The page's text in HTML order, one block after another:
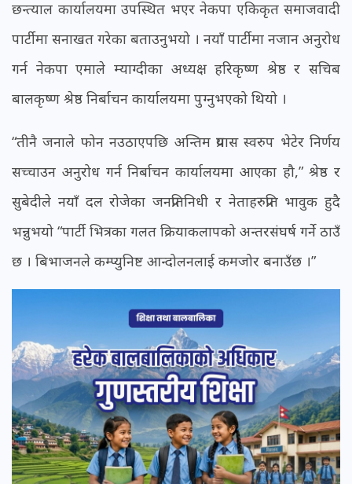
छन्त्याल कार्यालयमा उपस्थित भएर नेकपा एकिकृत समाजवादी
पार्टीमा सनाखत गरेका बताउनुभयो । नयाँ पार्टीमा नजान अनुरोध
गर्न नेकपा एमाले म्याग्दीका अध्यक्ष हरिकृष्ण श्रेष्ठ र सचिब
बालकृष्ण श्रेष्ठ निर्बाचन कार्यालयमा पुग्नुभएको थियो ।
“तीनै जनाले फोन नउठाएपछि अन्तिम प्रयास स्वरुप भेटेर निर्णय
सच्चाउन अनुरोध गर्न निर्बाचन कार्यालयमा आएका हौ,” श्रेष्ठ र
सुबेदीले नयाँ दल रोजेका जनप्रतिनिधी र नेताहरुप्रति भावुक हुदै
भन्नुभयो “पार्टी भित्रका गलत क्रियाकलापको अन्तरसंघर्ष गर्ने ठाउँ
छ । बिभाजनले कम्प्युनिष्ट आन्दोलनलाई कमजोर बनाउँछ ।”